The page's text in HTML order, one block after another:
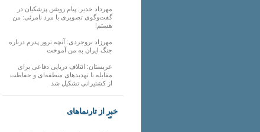
مهرداد خدیر: پیام روشن پزشکیان در
گفت‌و‌گوی تصویری با مرد نامرئی: من
هستم!
مهرزاد بروجردی: آنچه ترور پدرم درباره
جنگ ایران به من آموخت
عربستان: ائتلاف دریایی دفاعی برای
مقابله با تهدیدهای منطقه‌ای و حفاظت
از کشتیرانی تشکیل شد
خبر از تارنماهای
دیگر